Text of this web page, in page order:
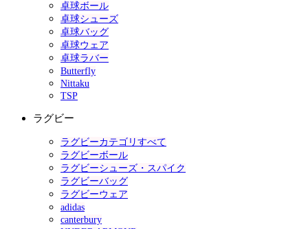
卓球ボール
卓球シューズ
卓球バッグ
卓球ウェア
卓球ラバー
Butterfly
Nittaku
TSP
ラグビー
ラグビーカテゴリすべて
ラグビーボール
ラグビーシューズ・スパイク
ラグビーバッグ
ラグビーウェア
adidas
canterbury